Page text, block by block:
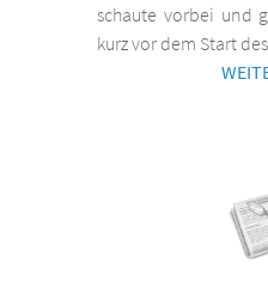
schaute vorbei und
kurz vor dem Start